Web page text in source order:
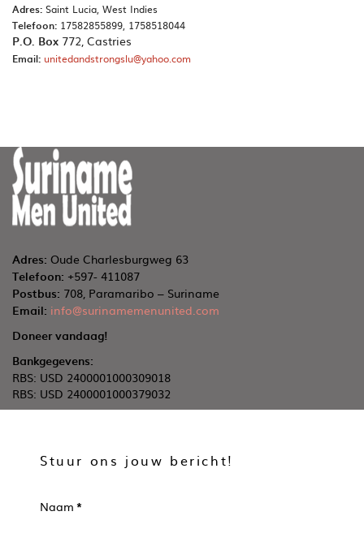
Adres: Saint Lucia, West Indies
Telefoon: 17582855899, 1758518044
P.O. Box 772, Castries
Email: unitedandstrongslu@yahoo.com
Adres: Oude Charlesburgweg 63
Telefoon: +597- 411087
Postbus: 708, Paramaribo – Suriname
Email: info@surinamemenunited.com
Doneer vandaag!
Bankgegevens:
RBS: USD 2400001000309018
RBS: USD 2400001000379032
Stuur ons jouw bericht!
Naam *